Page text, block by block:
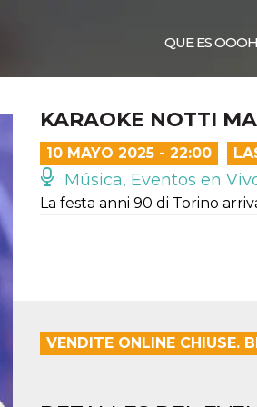
QUE ES
KARAOKE NOTTI
10 MAYO 2025 - 22:00
Música, Eventos en
La festa anni 90 di Torino
VENDITE ONLINE CHIUSE.